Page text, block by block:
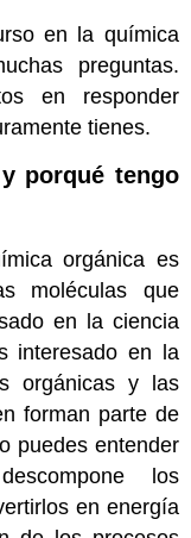
en la química
preguntas.
en responder
tienes.
porqué tengo
orgánica es
moléculas que
en la ciencia
interesado en la
orgánicas y las
forman parte de
puedes entender
los
en energía